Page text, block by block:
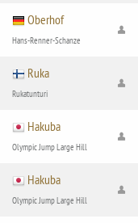
Oberhof
Hans-Renner-Schanze
Ruka
Rukatunturi
Hakuba
Olympic Jump Large Hill
Hakuba
Olympic Jump Large Hill